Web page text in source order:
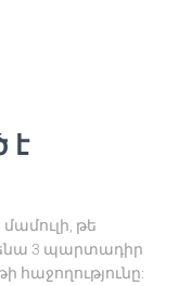
է
թե
3 պարտադիր
հաջողությունը: